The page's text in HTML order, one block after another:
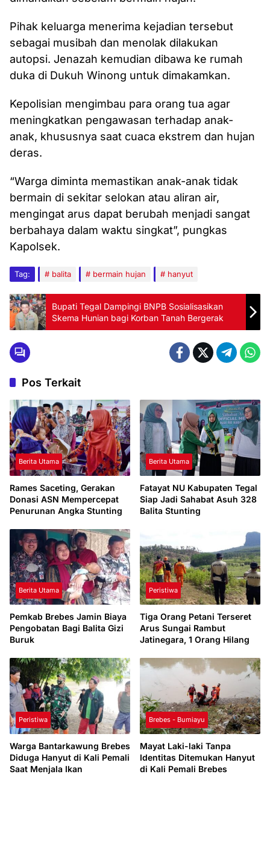
Pihak keluarga menerima kejadian tersebut
sebagai musibah dan menolak dilakukan
autopsi. Jenazah kemudian dibawa ke rumah
duka di Dukuh Winong untuk dimakamkan.
Kepolisian mengimbau para orang tua agar
meningkatkan pengawasan terhadap anak-
anak, khususnya saat cuaca ekstrem dan hujan
deras.
“Warga diminta memastikan anak-anak tidak
bermain di sekitar selokan atau aliran air,
mengingat arus dapat berubah menjadi sangat
berbahaya dalam waktu singkat”, pungkas
Kapolsek.
Tag: balita bermain hujan hanyut
Bupati Tegal Dampingi BNPB Sosialisasikan
Skema Hunian bagi Korban Tanah Bergerak
Pos Terkait
Berita Utama
Rames Saceting, Gerakan
Donasi ASN Mempercepat
Penurunan Angka Stunting
Berita Utama
Fatayat NU Kabupaten Tegal
Siap Jadi Sahabat Asuh 328
Balita Stunting
Berita Utama
Pemkab Brebes Jamin Biaya
Pengobatan Bagi Balita Gizi
Buruk
Peristiwa
Tiga Orang Petani Terseret
Arus Sungai Rambut
Jatinegara, 1 Orang Hilang
Peristiwa
Warga Bantarkawung Brebes
Diduga Hanyut di Kali Pemali
Saat Menjala Ikan
Brebes - Bumiayu
Mayat Laki-laki Tanpa
Identitas Ditemukan Hanyut
di Kali Pemali Brebes